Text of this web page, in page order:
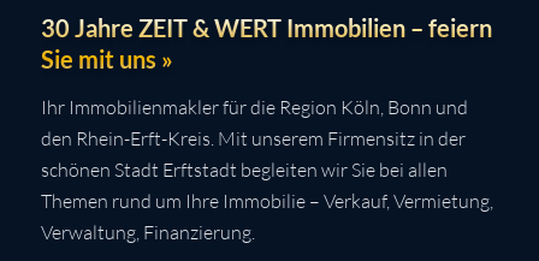
30 Jahre ZEIT & WERT Immobilien – feiern
Sie mit uns »
Ihr Immobilienmakler für die Region Köln, Bonn und
den Rhein-Erft-Kreis. Mit unserem Firmensitz in der
schönen Stadt Erftstadt begleiten wir Sie bei allen
Themen rund um Ihre Immobilie – Verkauf, Vermietung,
Verwaltung, Finanzierung.